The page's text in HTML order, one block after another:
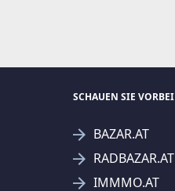
SCHAUEN SIE VORBEI
BAZAR.AT
RADBAZAR.AT
IMMMO.AT